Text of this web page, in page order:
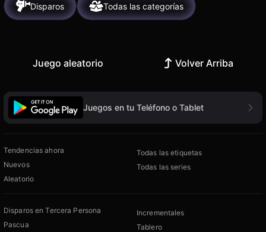
Disparos Todas las categorías
Juego aleatorio Volver Arriba
Juegos en tu Teléfono o Tablet
Tendencias ahora
Nuevos
Aleatorio
Todas las etiquetas
Todas las series
Disparos en Tercera Persona
Pascua
Incrementales
Tablero